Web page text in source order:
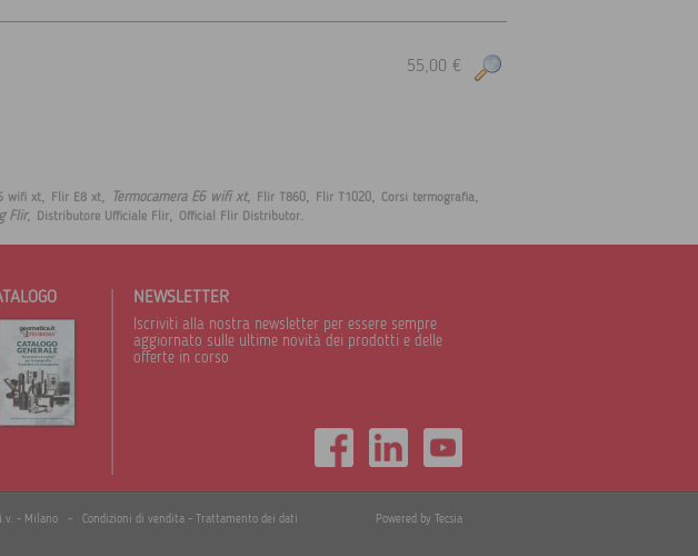
55,00 €
wifi xt, Flir E8 xt, Termocamera E6 wifi xt, Flir T860, Flir T1020, Corsi termografia,
Flir, Distributore Ufficiale Flir, Official Flir Distributor.
NEWSLETTER
Iscriviti alla nostra newsletter per essere sempre
aggiornato sulle ultime novità dei prodotti e delle
offerte in corso
i.v. - Milano - Condizioni di vendita- Trattamento dei dati Powered by Tecsia